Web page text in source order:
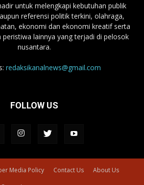
untuk melengkapi kebutuhan publik
referensi politik terkini, olahraga,
ekonomi dan ekonomi kreatif serta
peristiwa lainnya yang terjadi di pelosok
nusantara.
redaksikanalnews@gmail.com
FOLLOW US
Media Policy Contact Us About Us